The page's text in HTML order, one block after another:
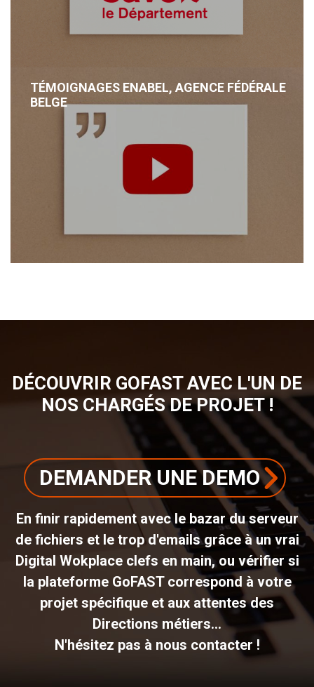
TÉMOIGNAGES ENABEL, AGENCE FÉDÉRALE
BELGE
DÉCOUVRIR GOFAST AVEC L'UN DE
NOS CHARGÉS DE PROJET !
DEMANDER UNE DEMO
En finir rapidement avec le bazar du serveur
de fichiers et le trop d'emails grâce à un vrai
Digital Wokplace clefs en main, ou vérifier si
la plateforme GoFAST correspond à votre
projet spécifique et aux attentes des
Directions métiers...
N'hésitez pas à nous contacter !